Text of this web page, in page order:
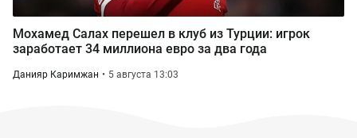
Мохамед Салах перешел в клуб из Турции: игрок
заработает 34 миллиона евро за два года
Данияр Каримжан 5 августа 13:03